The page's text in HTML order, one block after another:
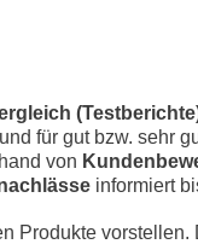
für gut bzw. sehr
von
informiert
Produkte